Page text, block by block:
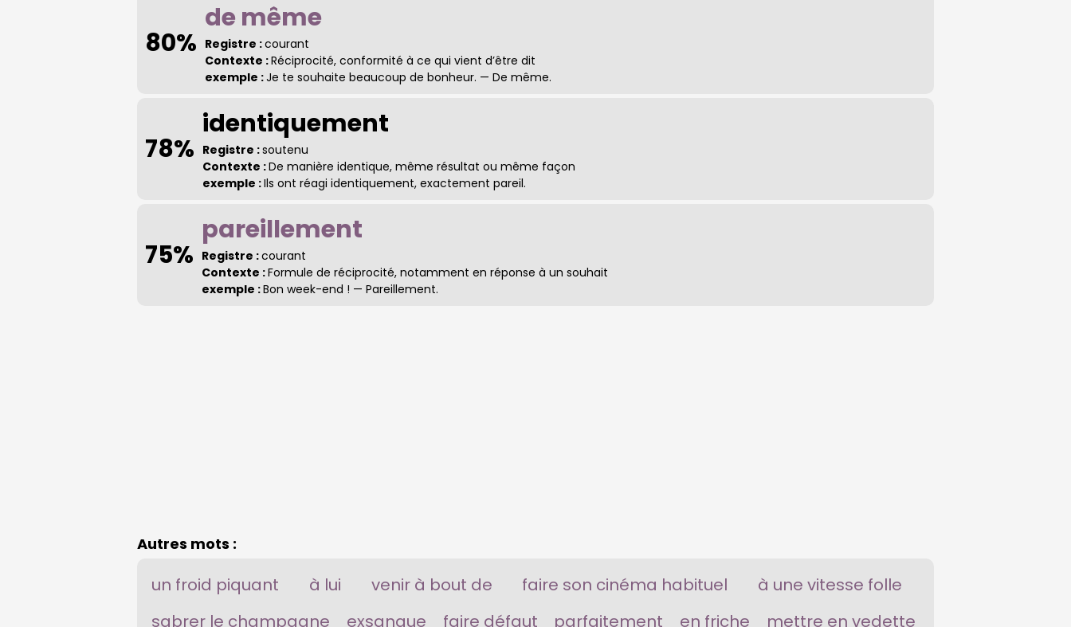
80%
de même
Registre :courant
Contexte :Réciprocité, conformité à ce qui vient d’être dit
exemple :Je te souhaite beaucoup de bonheur. — De même.
78%
identiquement
Registre :soutenu
Contexte :De manière identique, même résultat ou même façon
exemple :Ils ont réagi identiquement, exactement pareil.
75%
pareillement
Registre :courant
Contexte :Formule de réciprocité, notamment en réponse à un souhait
exemple :Bon week-end ! — Pareillement.
Autres mots :
un froid piquant à lui venir à bout de faire son cinéma habituel
à une vitesse folle
sabrer le champagne
exsangue faire défaut parfaitement en friche mettre en vedette